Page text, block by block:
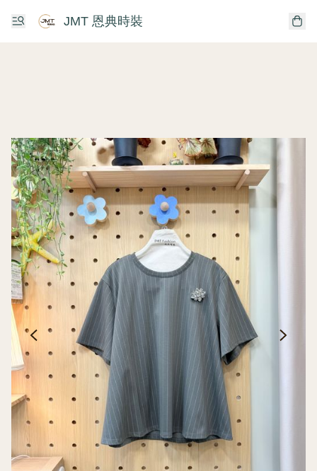
JMT 恩典時裝